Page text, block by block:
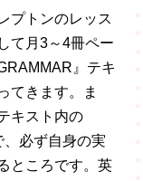
プトンのレッス
て月3～4冊ペー
』テキ
てきます。ま
キスト内の
必ず自身の実
ところです。英